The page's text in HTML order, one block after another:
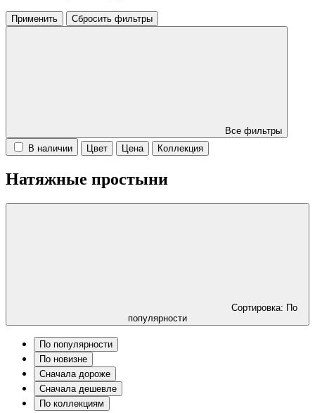
Применить Сбросить фильтры
Все фильтры
В наличии
Цвет Цена Коллекция
Натяжные простыни
Сортировка: По
популярности
По популярности
По новизне
Сначала дороже
Сначала дешевле
По коллекциям